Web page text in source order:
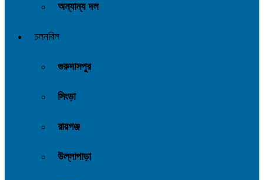
অন্যান্য দল
চলনবিল
গুরুদাসপুর
সিংড়া
রায়গঞ্জ
উল্লাপাড়া